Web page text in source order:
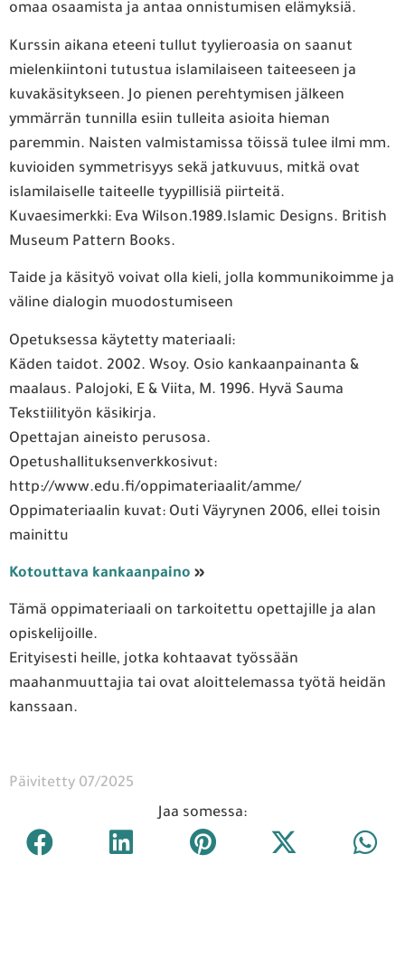
omaa osaamista ja antaa onnistumisen elämyksiä.
Kurssin aikana eteeni tullut tyylieroasia on saanut
mielenkiintoni tutustua islamilaiseen taiteeseen ja
kuvakäsitykseen. Jo pienen perehtymisen jälkeen
ymmärrän tunnilla esiin tulleita asioita hieman
paremmin. Naisten valmistamissa töissä tulee ilmi mm.
kuvioiden symmetrisyys sekä jatkuvuus, mitkä ovat
islamilaiselle taiteelle tyypillisiä piirteitä.
Kuvaesimerkki: Eva Wilson.1989.Islamic Designs. British
Museum Pattern Books.
Taide ja käsityö voivat olla kieli, jolla kommunikoimme ja
väline dialogin muodostumiseen
Opetuksessa käytetty materiaali:
Käden taidot. 2002. Wsoy. Osio kankaanpainanta &
maalaus. Palojoki, E & Viita, M. 1996. Hyvä Sauma
Tekstiilityön käsikirja.
Opettajan aineisto perusosa.
Opetushallituksenverkkosivut:
http://www.edu.fi/oppimateriaalit/amme/
Oppimateriaalin kuvat: Outi Väyrynen 2006, ellei toisin
mainittu
Kotouttava kankaanpaino »
Tämä oppimateriaali on tarkoitettu opettajille ja alan
opiskelijoille.
Erityisesti heille, jotka kohtaavat työssään
maahanmuuttajia tai ovat aloittelemassa työtä heidän
kanssaan.
Päivitetty 07/2025
Jaa somessa: